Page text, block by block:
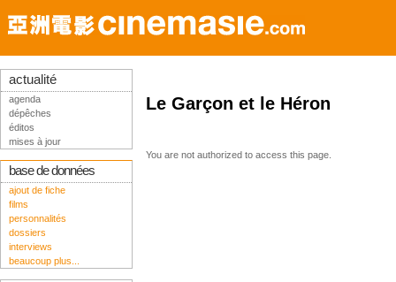
Le Garçon et le Héron
You are not authorized to access this page.
actualité
agenda
dépêches
éditos
mises à jour
base de données
ajout de fiche
films
personnalités
dossiers
interviews
beaucoup plus...